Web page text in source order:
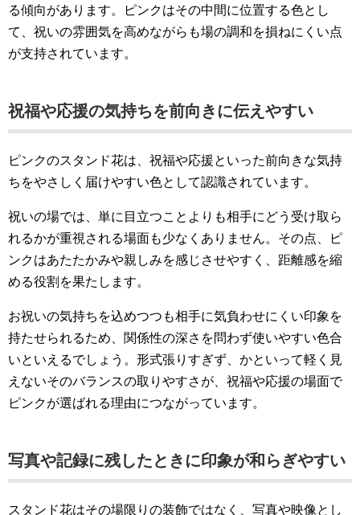
る傾向があります。ピンクはその中間に位置する色とし
て、祝いの雰囲気を高めながらも場の調和を損ねにくい点
が支持されています。
祝福や応援の気持ちを前向きに伝えやすい
ピンクのスタンド花は、祝福や応援といった前向きな気持
ちをやさしく届けやすい色として認識されています。
祝いの場では、単に目立つことよりも相手にどう受け取ら
れるかが重視される場面も少なくありません。その点、ピ
ンクはあたたかみや親しみを感じさせやすく、距離感を縮
める役割を果たします。
お祝いの気持ちを込めつつも相手に気負わせにくい印象を
持たせられるため、関係性の深さを問わず使いやすい色合
いといえるでしょう。形式張りすぎず、かといって軽く見
えないそのバランスの取りやすさが、祝福や応援の場面で
ピンクが選ばれる理由につながっています。
写真や記録に残したときに印象が和らぎやすい
スタンド花はその場限りの装飾ではなく、写真や映像とし